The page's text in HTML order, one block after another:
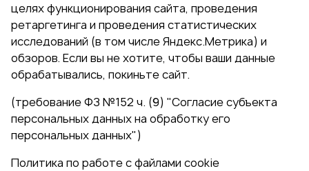
целях функционирования сайта, проведения
ретаргетинга и проведения статистических
исследований (в том числе Яндекс.Метрика) и
обзоров. Если вы не хотите, чтобы ваши данные
обрабатывались, покиньте сайт.
(требование ФЗ №152 ч. (9) "Согласие субъекта
персональных данных на обработку его
персональных данных")
Политика по работе с файлами cookie